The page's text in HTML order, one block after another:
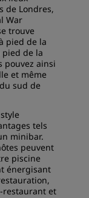
de Londres,
War
trouve
pied de la
de la
pouvez ainsi
et même
sud de
tels
minibar.
peuvent
piscine
énergisant
restaurant et